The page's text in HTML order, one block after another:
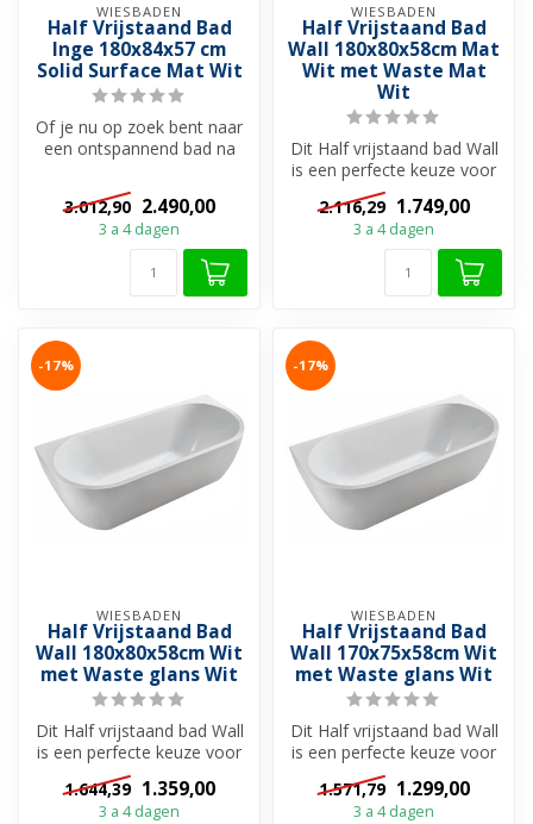
WIESBADEN
Half Vrijstaand Bad
Inge 180x84x57 cm
Solid Surface Mat Wit
Of je nu op zoek bent naar
een ontspannend bad na
gewoon wi...
3.012,90 2.490,00
3 a 4 dagen
WIESBADEN
Half Vrijstaand Bad
Wall 180x80x58cm Mat
Wit met Waste Mat
Wit
Dit Half vrijstaand bad Wall
is een perfecte keuze voor
iedereen die op zoek is...
2.116,29 1.749,00
3 a 4 dagen
-17%
WIESBADEN
Half Vrijstaand Bad
Wall 180x80x58cm Wit
met Waste glans Wit
Dit Half vrijstaand bad Wall
is een perfecte keuze voor
iedereen die op zoek is...
1.644,39 1.359,00
3 a 4 dagen
-17%
WIESBADEN
Half Vrijstaand Bad
Wall 170x75x58cm Wit
met Waste glans Wit
Dit Half vrijstaand bad Wall
is een perfecte keuze voor
iedereen die op zoek is...
1.571,79 1.299,00
3 a 4 dagen